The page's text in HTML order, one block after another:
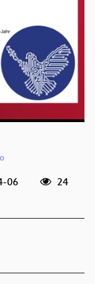
fiffkon19-11-deu-FIfF-
1080p (webm)
576p (mp4)
576p (webm)
06
24